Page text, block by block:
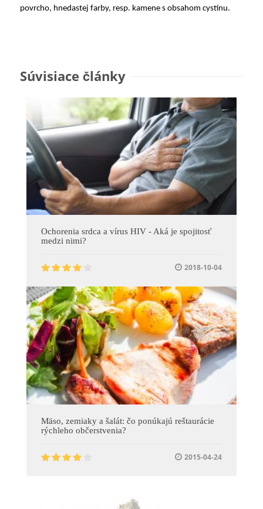
povrcho, hnedastej farby, resp. kamene s obsahom cystínu.
Súvisiace články
Ochorenia srdca a vírus HIV - Aká je spojitosť
medzi nimi?
2018-10-04
Mäso, zemiaky a šalát: čo ponúkajú reštaurácie
rýchleho občerstvenia?
2015-04-24